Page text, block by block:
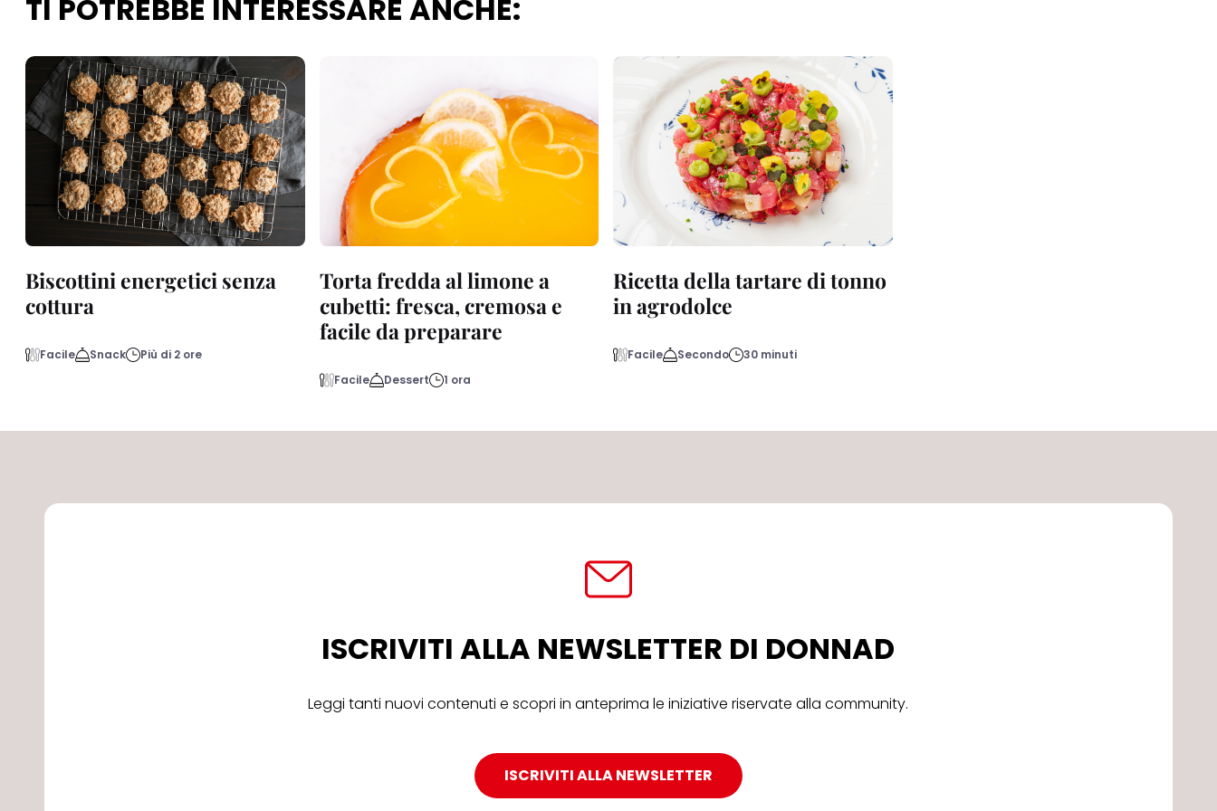
TI POTREBBE INTERESSARE ANCHE:
Biscottini energetici senza
cottura
Facile Snack Più di 2 ore
Torta fredda al limone a
cubetti: fresca, cremosa e
facile da preparare
Facile Dessert 1 ora
Ricetta della tartare di tonno
in agrodolce
Facile Secondo 30 minuti
ISCRIVITI ALLA NEWSLETTER DI DONNAD
Leggi tanti nuovi contenuti e scopri in anteprima le iniziative riservate alla community.
ISCRIVITI ALLA NEWSLETTER